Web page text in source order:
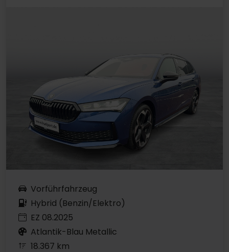
Vorführfahrzeug
Hybrid (Benzin/Elektro)
EZ 08.2025
Atlantik-Blau Metallic
18.367 km